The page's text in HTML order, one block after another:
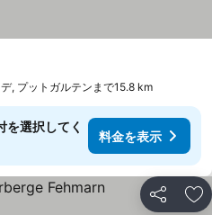
, プットガルテンまで15.8 km
を選択してく
料金を表示
シェア お